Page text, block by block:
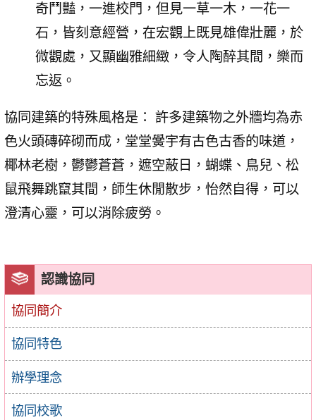
認識協同
協同簡介
協同特色
辦學理念
協同校歌
奇鬥豔，一進校門，但見一草一木，一花一
石，皆刻意經營，在宏觀上既見雄偉壯麗，於
微觀處，又顯幽雅細緻，令人陶醉其間，樂而
忘返。
協同建築的特殊風格是： 許多建築物之外牆均為赤
色火頭磚碎砌而成，堂堂黌宇有古色古香的味道，
椰林老樹，鬱鬱蒼蒼，遮空蔽日，蝴蝶、鳥兒、松
鼠飛舞跳竄其間，師生休閒散步，怡然自得，可以
澄清心靈，可以消除疲勞。